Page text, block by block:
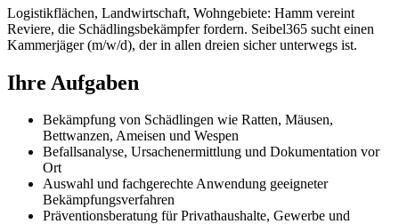
Logistikflächen, Landwirtschaft, Wohngebiete: Hamm vereint
Reviere, die Schädlingsbekämpfer fordern. Seibel365 sucht einen
Kammerjäger (m/w/d), der in allen dreien sicher unterwegs ist.
Ihre Aufgaben
Bekämpfung von Schädlingen wie Ratten, Mäusen,
Bettwanzen, Ameisen und Wespen
Befallsanalyse, Ursachenermittlung und Dokumentation vor
Ort
Auswahl und fachgerechte Anwendung geeigneter
Bekämpfungsverfahren
Präventionsberatung für Privathaushalte, Gewerbe und